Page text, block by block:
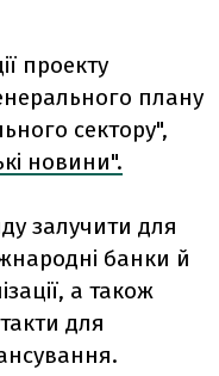
проекту
плану
сектору",
новини".
залучити для
банки й
а також
для